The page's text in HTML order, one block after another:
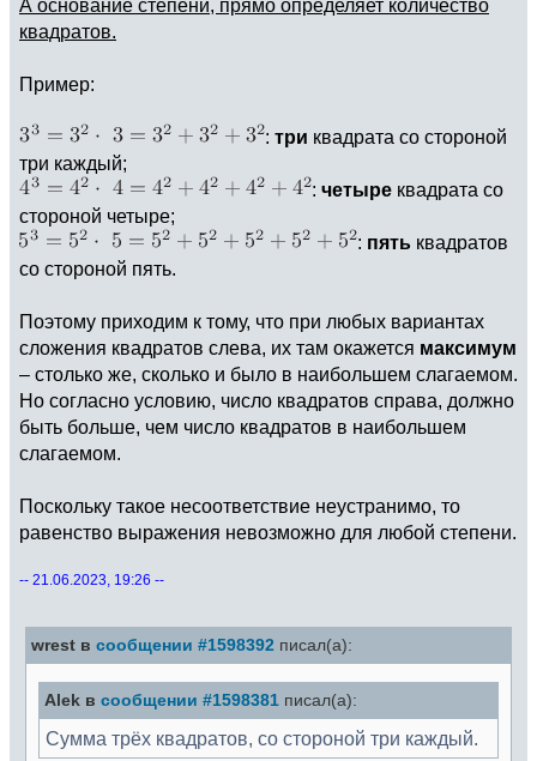
А основание степени, прямо определяет количество
квадратов.
Пример:
: три квадрата со стороной
три каждый;
: четыре квадрата со
стороной четыре;
: пять квадратов
со стороной пять.
Поэтому приходим к тому, что при любых вариантах
сложения квадратов слева, их там окажется максимум
– столько же, сколько и было в наибольшем слагаемом.
Но согласно условию, число квадратов справа, должно
быть больше, чем число квадратов в наибольшем
слагаемом.
Поскольку такое несоответствие неустранимо, то
равенство выражения невозможно для любой степени.
-- 21.06.2023, 19:26 --
wrest в сообщении #1598392 писал(а):
Alek в сообщении #1598381 писал(а):
Сумма трёх квадратов, со стороной три каждый.